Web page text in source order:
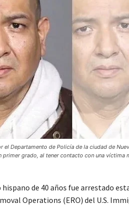
Departamento de Policía de la ciudad de
grado, al tener contacto con una víctima
de 40 años fue arrestado
Operations (ERO) del U.S.